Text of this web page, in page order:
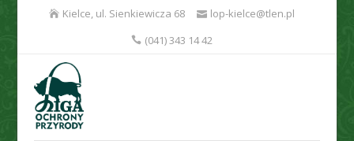
Kielce, ul. Sienkiewicza 68
lop-kielce@tlen.pl
(041) 343 14 42